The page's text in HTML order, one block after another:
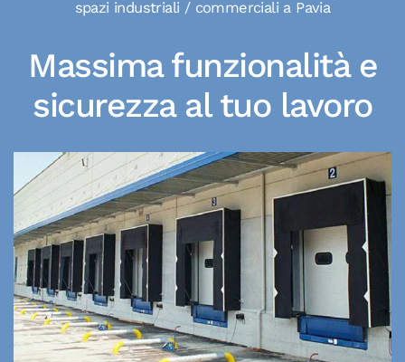
spazi industriali / commerciali a Pavia
Massima funzionalità e
sicurezza al tuo lavoro